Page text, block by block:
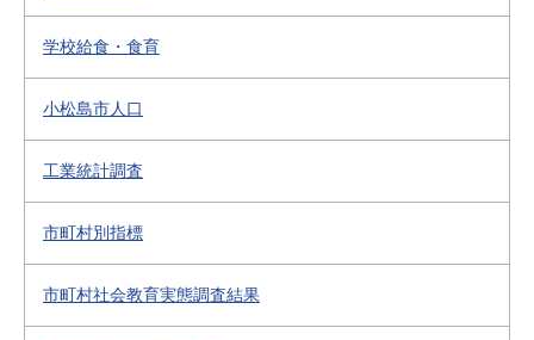
学校給食・食育
小松島市人口
工業統計調査
市町村別指標
市町村社会教育実態調査結果